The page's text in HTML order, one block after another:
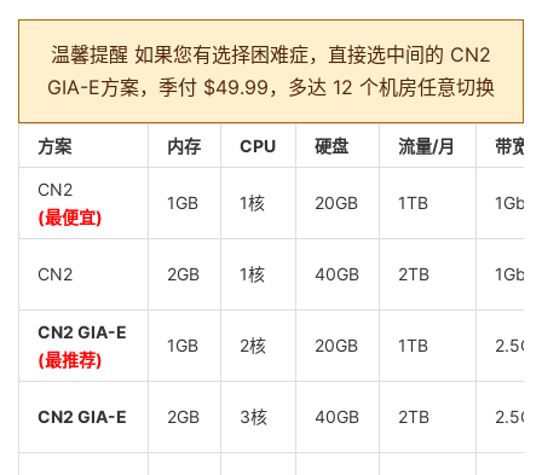
温馨提醒 如果您有选择困难症，直接选中间的 CN2
GIA-E方案，季付 $49.99，多达 12 个机房任意切换
方案 内存 CPU 硬盘 流量/月 带宽
CN2
(最便宜)
1GB 1核 20GB 1TB
CN2 2GB 1核 40GB 2TB
CN2 GIA-E
(最推荐)
1GB 2核 20GB 1TB
CN2 GIA-E 2GB 3核 40GB 2TB